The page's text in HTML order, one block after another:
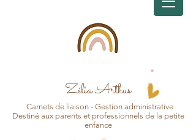
Zélia Arthus
Carnets de liaison - Gestion administrative
Destiné aux parents et professionnels de la petite
enfance